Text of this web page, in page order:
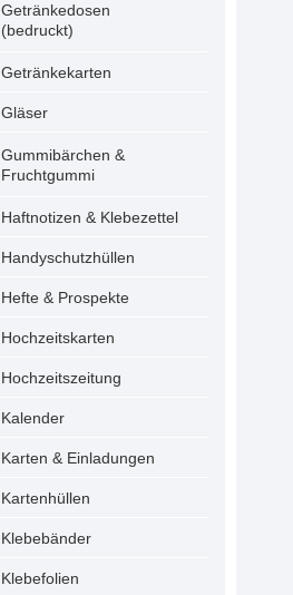
Getränkedosen
(bedruckt)
Getränkekarten
Gläser
Gummibärchen &
Fruchtgummi
Haftnotizen & Klebezettel
Handyschutzhüllen
Hefte & Prospekte
Hochzeitskarten
Hochzeitszeitung
Kalender
Karten & Einladungen
Kartenhüllen
Klebebänder
Klebefolien